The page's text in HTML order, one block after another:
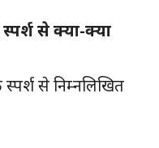
से क्या-क्या
से निम्नलिखित